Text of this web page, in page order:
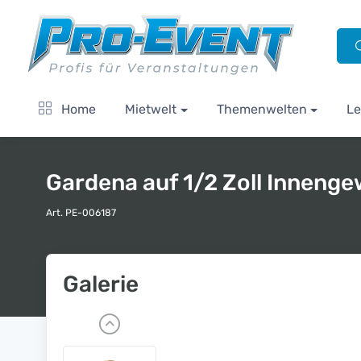
Home Mietwelt Themenwelten
Gardena auf 1/2 Zoll
Art. PE-006187
Galerie
P
r